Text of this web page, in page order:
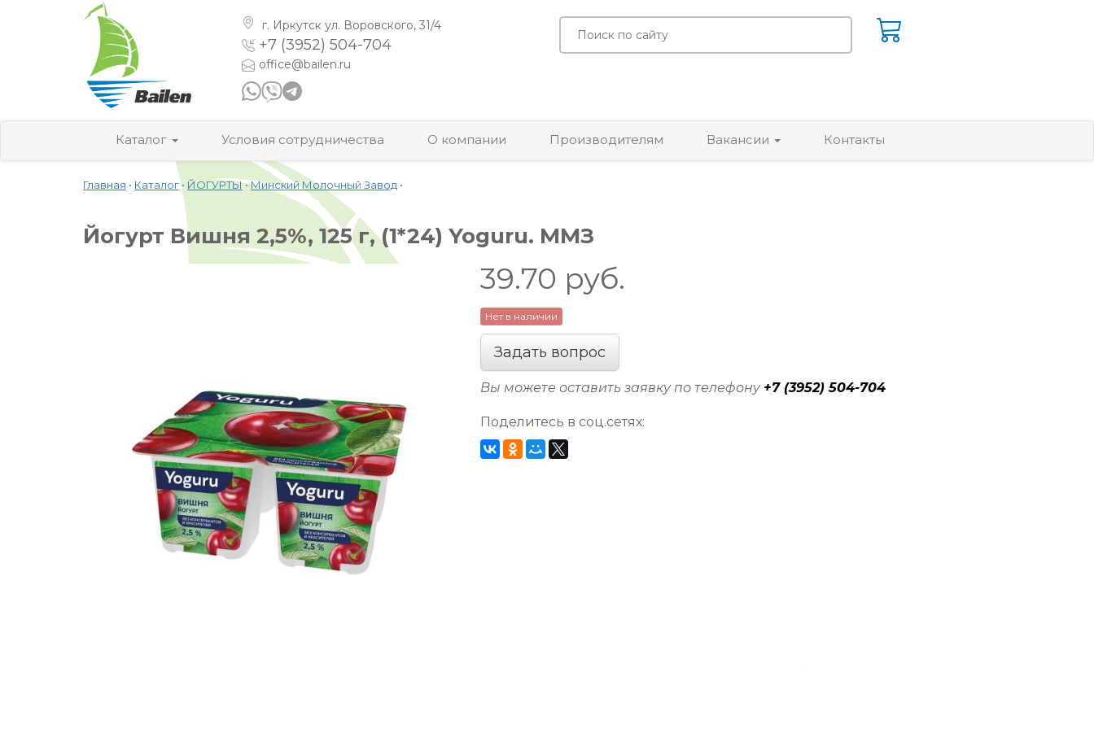
г. Иркутск ул. Воровского, 31/4
+7 (3952) 504-704
office@bailen.ru
Каталог Условия сотрудничества О компании Производителям Вакансии Контакты
Главная • Каталог• ЙОГУРТЫ•Минский Молочный Завод •
Йогурт Вишня 2,5%, 125 г, (1*24) Yoguru. ММЗ
39.70 руб.
Нет в наличии
Задать вопрос
Вы можете оставить заявку по телефону +7 (3952) 504-704
Поделитесь в соц.сетях: